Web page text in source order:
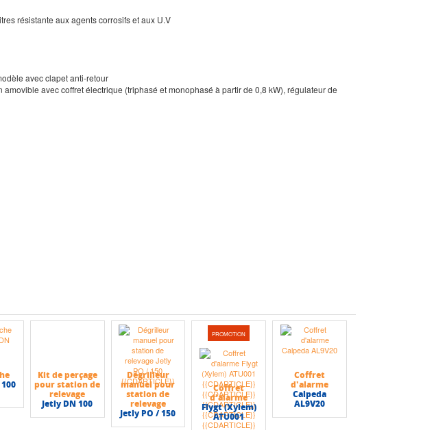
résistante aux agents corrosifs et aux U.V
avec clapet anti-retour
avec coffret électrique (triphasé et monophasé à partir de 0,8 kW), régulateur de
Kit de perçage
pour station de
relevage
Jetly DN 100
Dégrilleur
manuel pour
station de
relevage
Jetly PO / 150
PROMOTION
Coffret
d'alarme
Flygt (Xylem)
ATU001
Coffret
d'alarme
Calpeda
AL9V20